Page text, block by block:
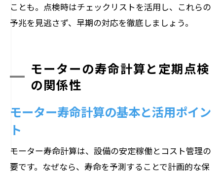
ことも。点検時はチェックリストを活用し、これらの
予兆を見逃さず、早期の対応を徹底しましょう。
モーターの寿命計算と定期点検
の関係性
モーター寿命計算の基本と活用ポイン
ト
モーター寿命計算は、設備の安定稼働とコスト管理の
要です。なぜなら、寿命を予測することで計画的な保